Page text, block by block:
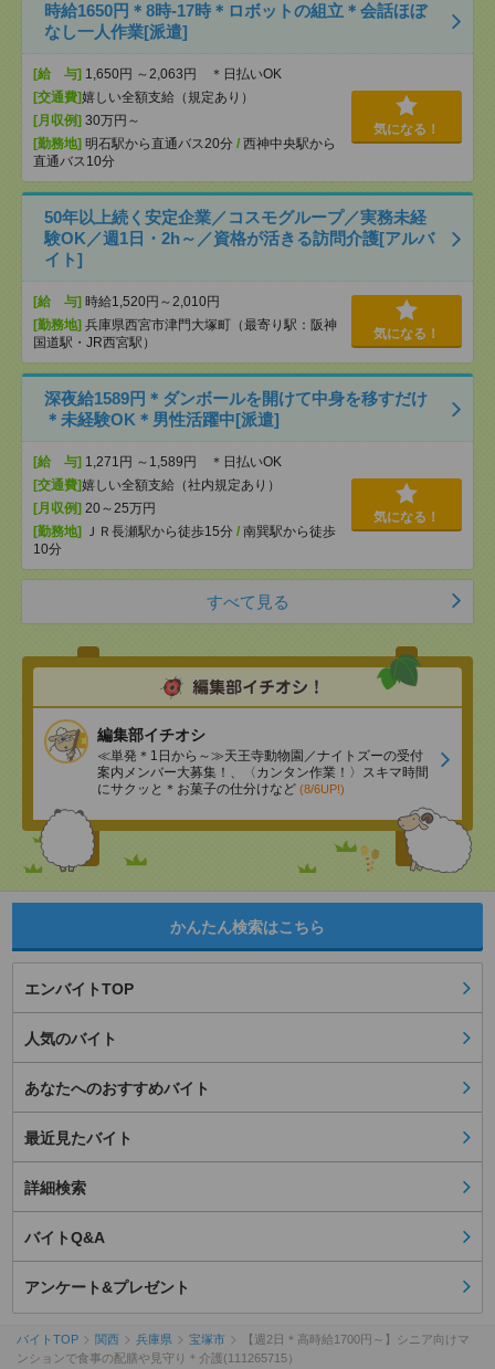
時給1650円＊8時-17時＊ロボットの組立＊会話ほぼ
なし一人作業[派遣]
[給 与] 1,650円 ～2,063円 ＊日払いOK
[交通費]嬉しい全額支給（規定あり）
[月収例] 30万円～
[勤務地] 明石駅から直通バス20分 / 西神中央駅から
直通バス10分
気になる！
50年以上続く安定企業／コスモグループ／実務未経
験OK／週1日・2h～／資格が活きる訪問介護[アルバ
イト]
[給 与] 時給1,520円～2,010円
[勤務地] 兵庫県西宮市津門大塚町（最寄り駅：阪神
国道駅・JR西宮駅）
気になる！
深夜給1589円＊ダンボールを開けて中身を移すだけ
＊未経験OK＊男性活躍中[派遣]
[給 与] 1,271円 ～1,589円 ＊日払いOK
[交通費]嬉しい全額支給（社内規定あり）
[月収例] 20～25万円
[勤務地]
ＪＲ長瀬駅から徒歩15分 / 南巽駅から徒歩
10分
気になる！
すべて見る
編集部イチオシ
≪単発＊1日から～≫天王寺動物園／ナイトズーの受付
案内メンバー大募集！、〈カンタン作業！〉スキマ時間
にサクッと＊お菓子の仕分けなど (8/6UP!)
かんたん検索はこちら
エンバイトTOP
人気のバイト
あなたへのおすすめバイト
最近見たバイト
詳細検索
バイトQ&A
アンケート&プレゼント
バイトTOP 関西 兵庫県 宝塚市
【週2日＊高時給1700円～】シニア向けマ
ンションで食事の配膳や見守り＊介護(111265715）